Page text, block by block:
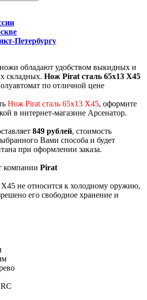
Петербургу
обладают удобством выкидных и
складных. Нож Pirat сталь 65х13 X45
по отличной цене
Нож Pirat сталь 65х13 X45, оформите
в интернет-магазине Арсенатор.
849 рублей, стоимость
Вами способа и будет
при оформлении заказа.
компании Pirat
не относится к холодному оружию,
его свободное хранение и